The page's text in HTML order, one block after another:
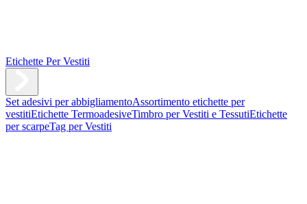
Etichette Per Vestiti
Set adesivi per abbigliamentoAssortimento etichette per
vestitiEtichette TermoadesiveTimbro per Vestiti e TessutiEtichette
per scarpeTag per Vestiti